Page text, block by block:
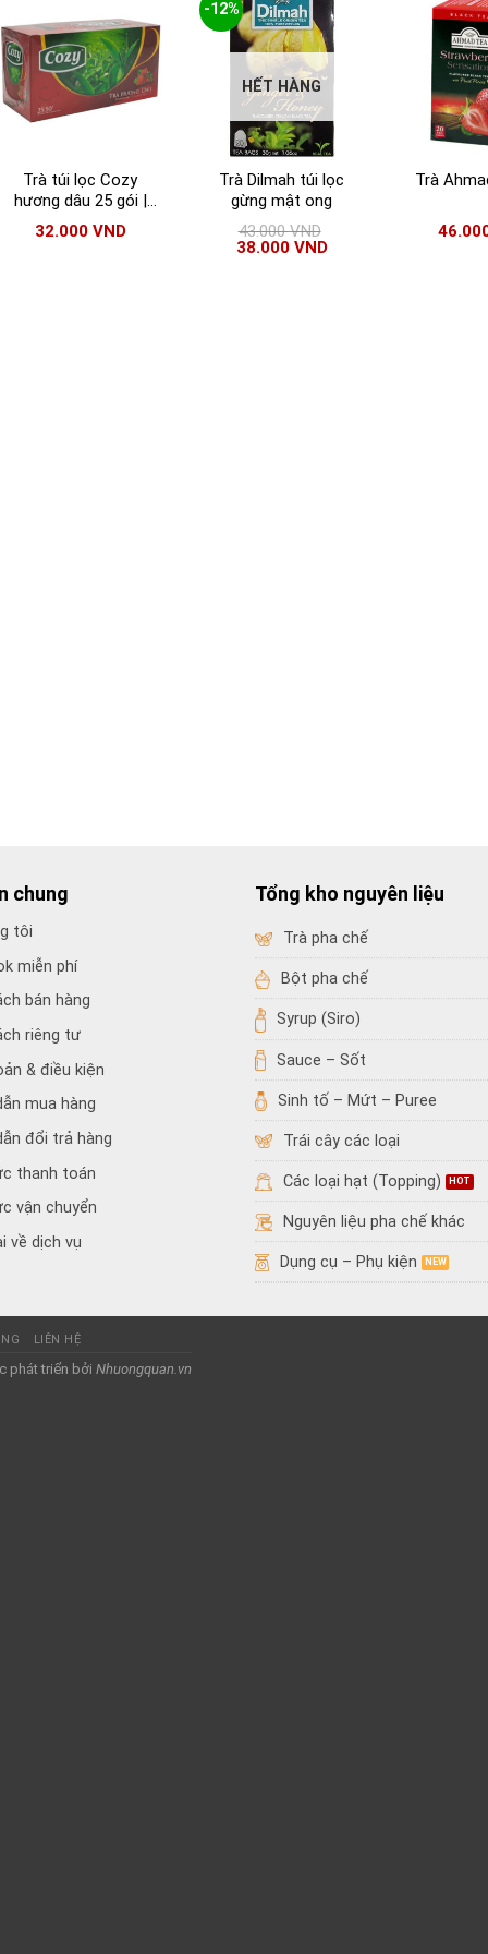
Trà túi lọc Cozy
hương dâu 25 gói |
Trà Cozy hương dâu
chính hãng
32.000 VND
-12%
HẾT HÀNG
Trà Dilmah túi lọc
gừng mật ong
43.000VND
38.000 VND
Trà
chung
tôi
miễn phí
bán hàng
riêng tư
& điều kiện
mua hàng
đổi trả hàng
thanh toán
vận chuyển
về dịch vụ
Tổng kho nguyên liệu
Trà pha chế
Bột pha chế
Syrup (Siro)
Sauce – Sốt
Sinh tố – Mứt – Puree
Trái cây các loại
Các loại hạt (Topping)
Nguyên liệu pha chế khác
Dụng cụ – Phụ kiện
LIÊN HỆ
phát triển bởi Nhuongquan.vn